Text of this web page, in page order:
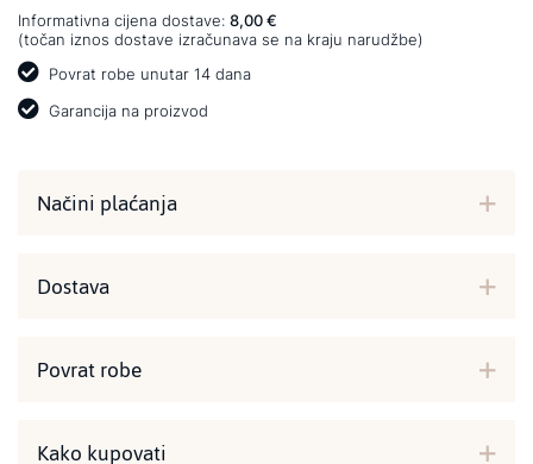
Informativna cijena dostave: 8,00 €
(točan iznos dostave izračunava se na kraju narudžbe)
Povrat robe unutar 14 dana
Garancija na proizvod
Načini plaćanja
Dostava
Povrat robe
Kako kupovati